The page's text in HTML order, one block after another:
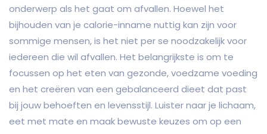
onderwerp als het gaat om afvallen. Hoewel het
bijhouden van je calorie-inname nuttig kan zijn voor
sommige mensen, is het niet per se noodzakelijk voor
iedereen die wil afvallen. Het belangrijkste is om te
focussen op het eten van gezonde, voedzame voeding
en het creëren van een gebalanceerd dieet dat past
bij jouw behoeften en levensstijl. Luister naar je lichaam,
eet met mate en maak bewuste keuzes om op een